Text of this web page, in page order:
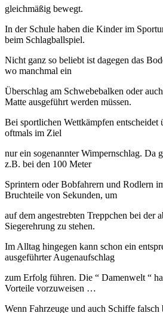
gleichmäßig bewegt.
In der Schule haben die Kinder im
beim Schlagballspiel.
Nicht ganz so beliebt ist dagegen das
wo manchmal ein
Überschlag am Schwebebalken oder
Matte ausgeführt werden müssen.
Bei sportlichen Wettkämpfen entscheidet
oftmals im Ziel
nur ein sogenannter Wimpernschlag. Da
z.B. bei den 100 Meter
Sprintern oder Bobfahrern und Rodlern
Bruchteile von Sekunden, um
auf dem angestrebten Treppchen bei der
Siegerehrung zu stehen.
Im Alltag hingegen kann schon ein
ausgeführter Augenaufschlag
zum Erfolg führen. Die “ Damenwelt “
Vorteile vorzuweisen …
Wenn Fahrzeuge und auch Schiffe falsch